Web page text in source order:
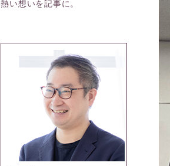
熱い想いを記事に。